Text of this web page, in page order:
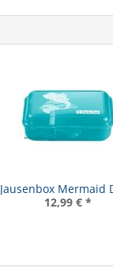
Jausenbox Mermaid
12,99 € *